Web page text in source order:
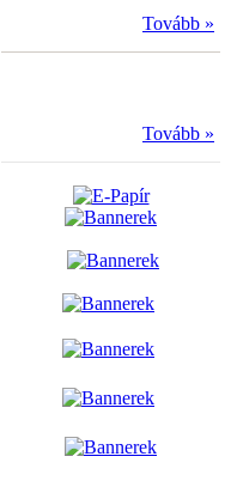
Tovább »
Tovább »